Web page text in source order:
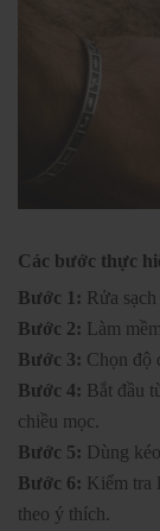
Các bước thực
Bước 1: Rửa
Bước 2: Làm
Bước 3: Chọn độ
Bước 4: Bắt đầu
chiều mọc.
Bước 5: Dùng
Bước 6: Kiểm tra
theo ý thích.